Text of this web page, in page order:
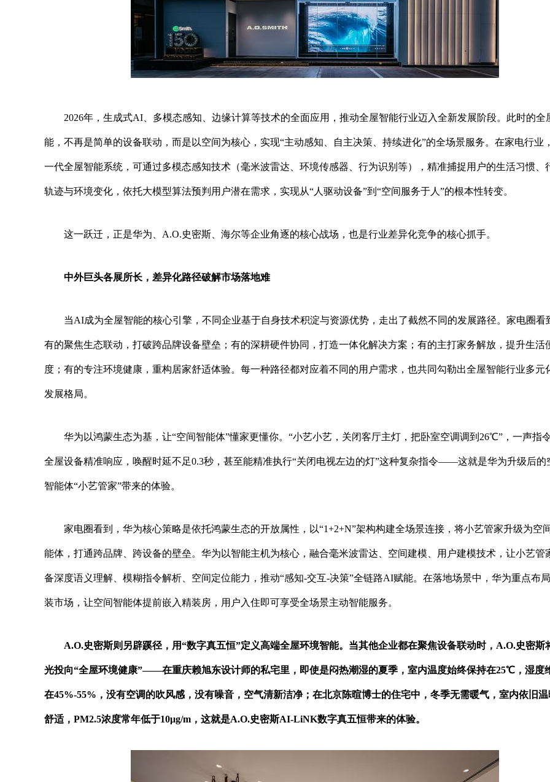
2026年，生成式AI、多模态感知、边缘计算等技术的全面应用，推动全屋智能行业迈入全新发展阶段。此时的全
能，不再是简单的设备联动，而是以空间为核心，实现“主动感知、自主决策、持续进化”的全场景服务。在家电行业
一代全屋智能系统，可通过多模态感知技术（毫米波雷达、环境传感器、行为识别等），精准捕捉用户的生活习惯、
轨迹与环境变化，依托大模型算法预判用户潜在需求，实现从“人驱动设备”到“空间服务于人”的根本性转变。
这一跃迁，正是华为、A.O.史密斯、海尔等企业角逐的核心战场，也是行业差异化竞争的核心抓手。
中外巨头各展所长，差异化路径破解市场落地难
当AI成为全屋智能的核心引擎，不同企业基于自身技术积淀与资源优势，走出了截然不同的发展路径。家电圈看
有的聚焦生态联动，打破跨品牌设备壁垒；有的深耕硬件协同，打造一体化解决方案；有的主打家务解放，提升生活
度；有的专注环境健康，重构居家舒适体验。每一种路径都对应着不同的用户需求，也共同勾勒出全屋智能行业多元
发展格局。
华为以鸿蒙生态为基，让“空间智能体”懂家更懂你。“小艺小艺，关闭客厅主灯，把卧室空调调到26℃”，一声指令
全屋设备精准响应，唤醒时延不足0.3秒，甚至能精准执行“关闭电视左边的灯”这种复杂指令——这就是华为升级后的
智能体“小艺管家”带来的体验。
家电圈看到，华为核心策略是依托鸿蒙生态的开放属性，以“1+2+N”架构构建全场景连接，将小艺管家升级为空
能体，打通跨品牌、跨设备的壁垒。华为以智能主机为核心，融合毫米波雷达、空间建模、用户建模技术，让小艺管
备深度语义理解、模糊指令解析、空间定位能力，推动“感知-交互-决策”全链路AI赋能。在落地场景中，华为重点布
装市场，让空间智能体提前嵌入精装房，用户入住即可享受全场景主动智能服务。
A.O.史密斯则另辟蹊径，用“数字真五恒”定义高端全屋环境智能。当其他企业都在聚焦设备联动时，A.O.史密斯
光投向“全屋环境健康”——在重庆赖旭东设计师的私宅里，即使是闷热潮湿的夏季，室内温度始终保持在25℃，湿度
在45%-55%，没有空调的吹风感，没有噪音，空气清新洁净；在北京陈暄博士的住宅中，冬季无需暖气，室内依旧温
舒适，PM2.5浓度常年低于10μg/m，这就是A.O.史密斯AI-LiNK数字真五恒带来的体验。